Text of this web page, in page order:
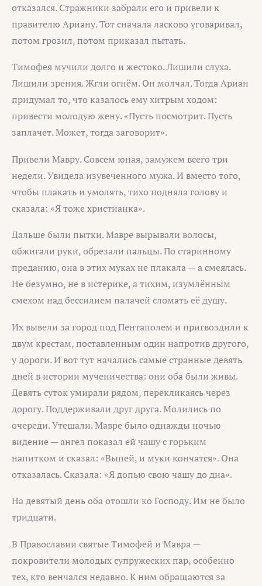
отказался. Стражники забрали его и привели к
правителю Ариану. Тот сначала ласково уговаривал,
потом грозил, потом приказал пытать.
Тимофея мучили долго и жестоко. Лишили слуха.
Лишили зрения. Жгли огнём. Он молчал. Тогда Ариан
придумал то, что казалось ему хитрым ходом:
привести молодую жену. «Пусть посмотрит. Пусть
заплачет. Может, тогда заговорит».
Привели Мавру. Совсем юная, замужем всего три
недели. Увидела изувеченного мужа. И вместо того,
чтобы плакать и умолять, тихо подняла голову и
сказала: «Я тоже христианка».
Дальше были пытки. Мавре вырывали волосы,
обжигали руки, обрезали пальцы. По старинному
преданию, она в этих муках не плакала — а смеялась.
Не безумно, не в истерике, а тихим, изумлённым
смехом над бессилием палачей сломать её душу.
Их вывели за город под Пентаполем и пригвоздили к
двум крестам, поставленным один напротив другого,
у дороги. И вот тут начались самые странные девять
дней в истории мученичества: они оба были живы.
Девять суток умирали рядом, перекликаясь через
дорогу. Поддерживали друг друга. Молились по
очереди. Утешали. Мавре было однажды ночью
видение — ангел показал ей чашу с горьким
напитком и сказал: «Выпей, и муки кончатся». Она
отказалась. Сказала: «Я допью свою чашу до дна».
На девятый день оба отошли ко Господу. Им не было
тридцати.
В Православии святые Тимофей и Мавра —
покровители молодых супружеских пар, особенно
тех, кто венчался недавно. К ним обращаются за